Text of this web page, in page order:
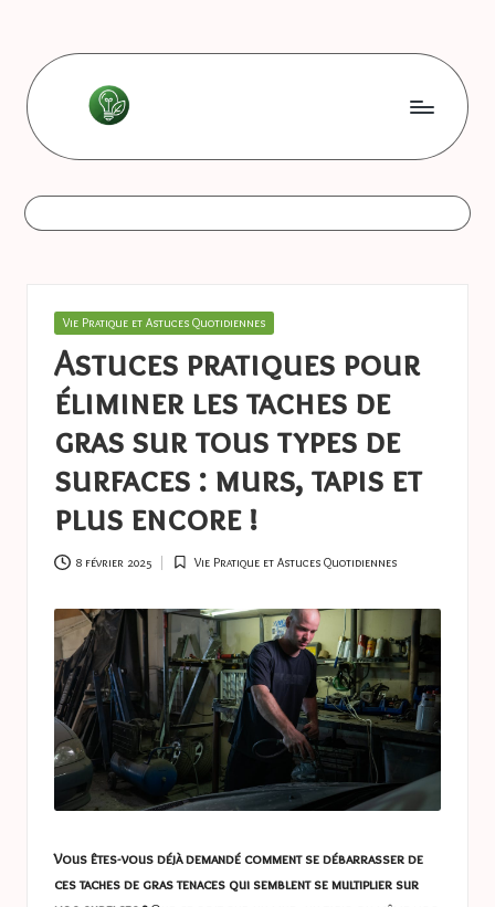
content
L
e
s
o
n
n
e
s
a
s
t
u
c
e
s
astuces
Posted
Vie Pratique et Astuces Quotidiennes
Astuces pratiques pour
éliminer les taches de
gras sur tous types de
surfaces : murs, tapis et
plus encore !
8 février 2025
Posted
Vie Pratique et Astuces Quotidiennes
Vous êtes-vous déjà demandé comment se débarrasser de
ces taches de gras tenaces qui semblent se multiplier sur